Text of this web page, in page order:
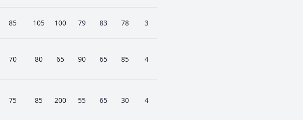
85 105 100 79 83 78 3
70 80 65 90 65 85 4
75 85 200 55 65 30 4